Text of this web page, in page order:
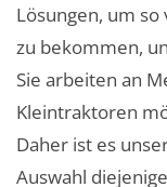
Lösungen, um
zu bekommen,
Sie arbeiten an
Kleintraktoren
Daher ist es
Auswahl